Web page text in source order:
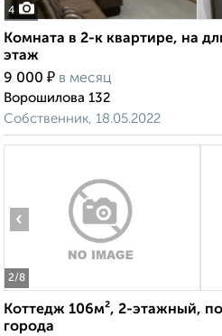
4
Комната в 2-к квартире, на
этаж
9 000 ₽ в месяц
Ворошилова 132
Собственник, 18.05.2022
2/8
‹
Коттедж 106м², 2-этажный,
города